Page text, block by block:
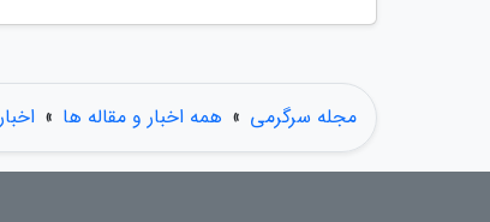
مجله سرگرمی » همه اخبار و مقاله ها »